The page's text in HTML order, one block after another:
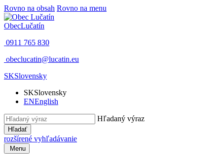
Rovno na obsah Rovno na menu
ObecLučatín
0911 765 830
obeclucatin@lucatin.eu
SKSlovensky
SKSlovensky
ENEnglish
Hľadaný výraz
Hľadať
rozšírené vyhľadávanie
Menu